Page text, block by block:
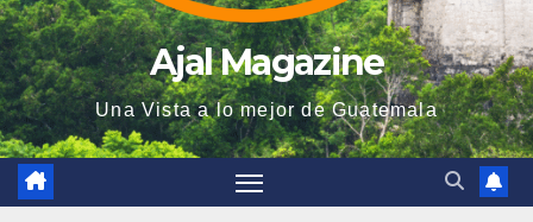
Ajal Magazine
Una Vista a lo mejor de Guatemala